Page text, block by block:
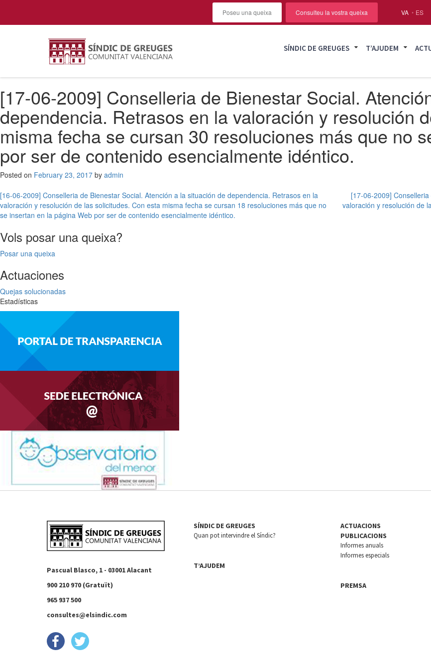
VA ES
Poseu una queixa Consulteu la vostra queixa
SÍNDIC DE GREUGES T’AJUDEM
[17-06-2009] Conselleria de Bienestar Social.
dependencia. Retrasos en la valoración y resolución
misma fecha se cursan 30 resoluciones más que no
por ser de contenido esencialmente idéntico.
Posted on February 23, 2017 by admin
Post
navigation
[16-06-2009] Conselleria de Bienestar Social. Atención a la situación de dependencia. Retrasos en la
valoración y resolución de las solicitudes. Con esta misma fecha se cursan 18 resoluciones más que no
se insertan en la página Web por ser de contenido esencialmente idéntico.
[17-06-2009]
valoración y resolución de
Vols posar una queixa?
Posar una queixa
Actuaciones
Quejas solucionadas
Estadísticas
Pascual Blasco, 1 - 03001 Alacant
900 210 970 (Gratuït)
965 937 500
consultes@elsindic.com
SÍNDIC DE GREUGES
Quan pot intervindre el Síndic?
T’AJUDEM
ACTUACIONS
PUBLICACIONS
Informes anuals
Informes especials
PREMSA